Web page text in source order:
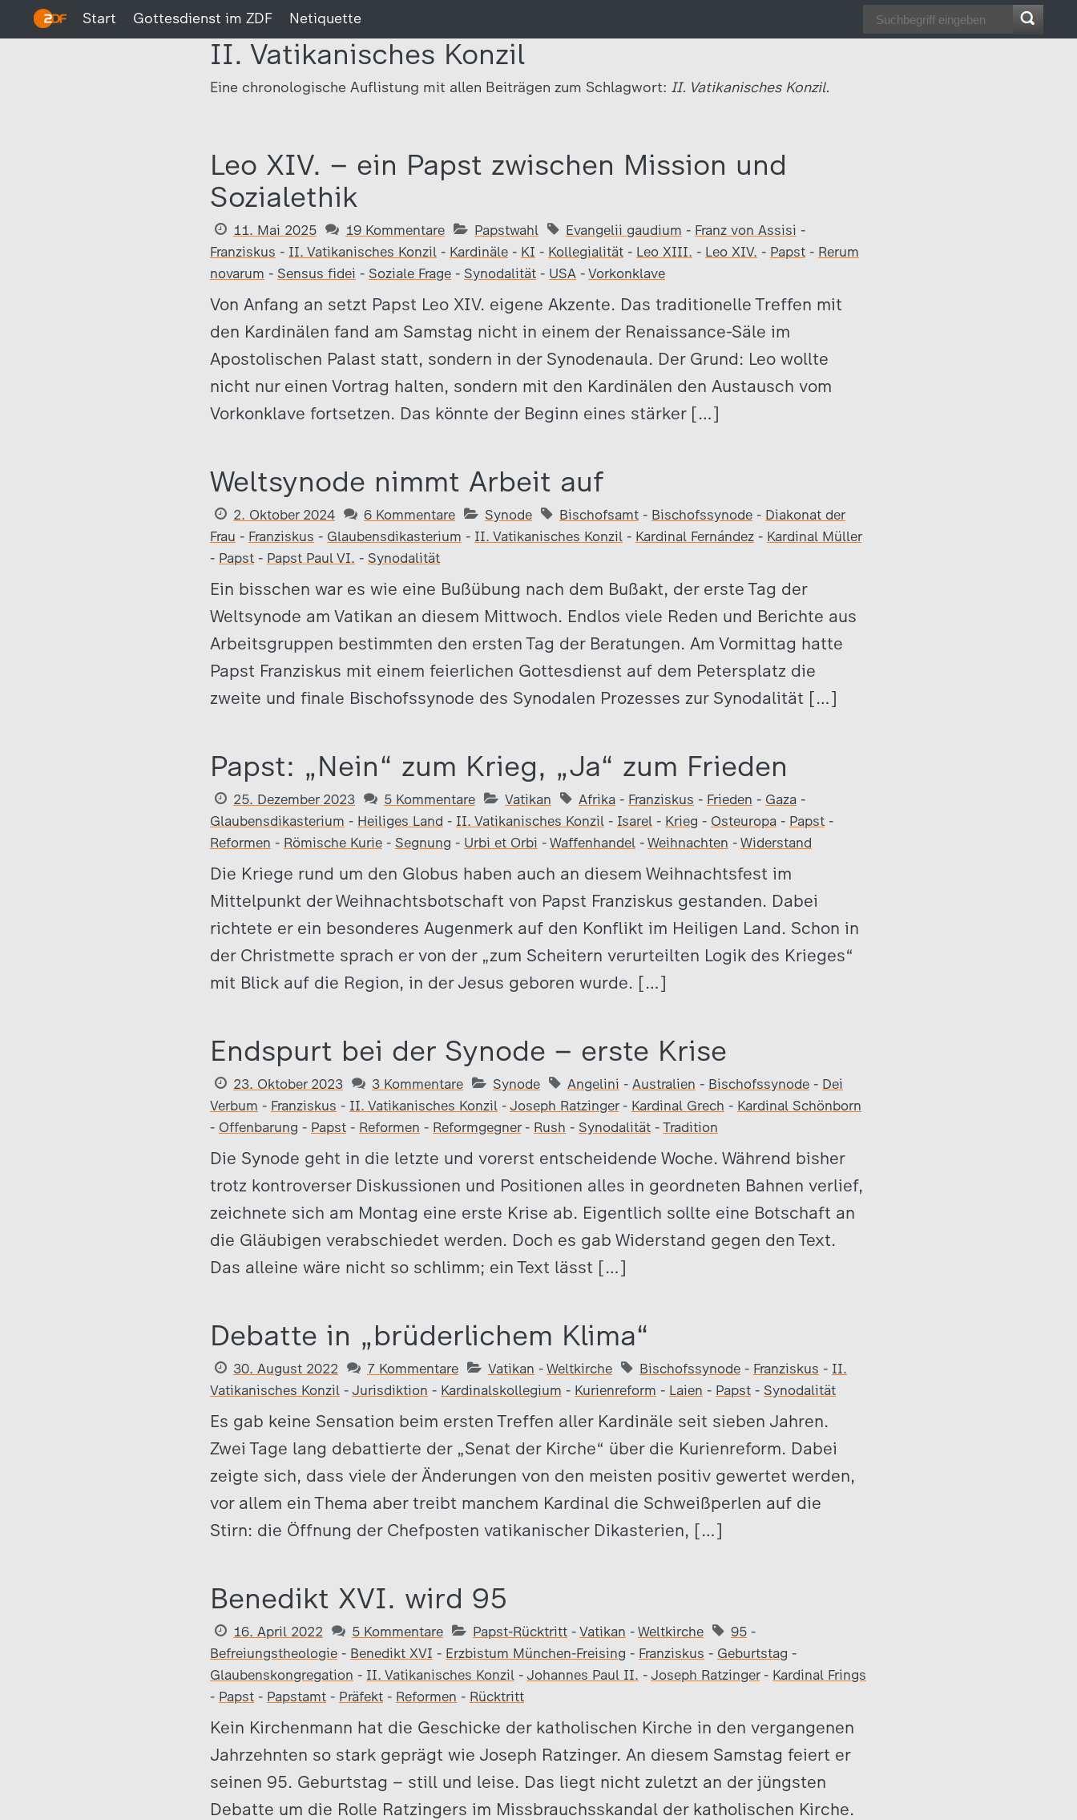
Start Gottesdienst im ZDF Netiquette
II. Vatikanisches Konzil
Eine chronologische Auflistung mit allen Beiträgen zum Schlagwort: II. Vatikanisches Konzil.
Leo XIV. – ein Papst zwischen Mission und
Sozialethik
11. Mai 2025 19 Kommentare Papstwahl Evangelii gaudium - Franz von Assisi -
Franziskus - II. Vatikanisches Konzil - Kardinäle - KI - Kollegialität - Leo XIII. - Leo XIV. - Papst - Rerum
novarum - Sensus fidei - Soziale Frage - Synodalität - USA - Vorkonklave
Von Anfang an setzt Papst Leo XIV. eigene Akzente. Das traditionelle Treffen mit
den Kardinälen fand am Samstag nicht in einem der Renaissance-Säle im
Apostolischen Palast statt, sondern in der Synodenaula. Der Grund: Leo wollte
nicht nur einen Vortrag halten, sondern mit den Kardinälen den Austausch vom
Vorkonklave fortsetzen. Das könnte der Beginn eines stärker […]
Weltsynode nimmt Arbeit auf
2. Oktober 2024 6 Kommentare Synode Bischofsamt - Bischofssynode - Diakonat der
Frau - Franziskus - Glaubensdikasterium - II. Vatikanisches Konzil - Kardinal Fernández - Kardinal Müller
- Papst - Papst Paul VI. - Synodalität
Ein bisschen war es wie eine Bußübung nach dem Bußakt, der erste Tag der
Weltsynode am Vatikan an diesem Mittwoch. Endlos viele Reden und Berichte aus
Arbeitsgruppen bestimmten den ersten Tag der Beratungen. Am Vormittag hatte
Papst Franziskus mit einem feierlichen Gottesdienst auf dem Petersplatz die
zweite und finale Bischofssynode des Synodalen Prozesses zur Synodalität […]
Papst: „Nein“ zum Krieg, „Ja“ zum Frieden
25. Dezember 2023 5 Kommentare Vatikan Afrika - Franziskus - Frieden - Gaza -
Glaubensdikasterium - Heiliges Land - II. Vatikanisches Konzil - Isarel - Krieg - Osteuropa - Papst -
Reformen - Römische Kurie - Segnung - Urbi et Orbi - Waffenhandel - Weihnachten - Widerstand
Die Kriege rund um den Globus haben auch an diesem Weihnachtsfest im
Mittelpunkt der Weihnachtsbotschaft von Papst Franziskus gestanden. Dabei
richtete er ein besonderes Augenmerk auf den Konflikt im Heiligen Land. Schon in
der Christmette sprach er von der „zum Scheitern verurteilten Logik des Krieges“
mit Blick auf die Region, in der Jesus geboren wurde. […]
Endspurt bei der Synode – erste Krise
23. Oktober 2023 3 Kommentare Synode Angelini - Australien - Bischofssynode - Dei
Verbum - Franziskus - II. Vatikanisches Konzil - Joseph Ratzinger- Kardinal Grech - Kardinal Schönborn
- Offenbarung - Papst - Reformen - Reformgegner- Rush - Synodalität - Tradition
Die Synode geht in die letzte und vorerst entscheidende Woche. Während bisher
trotz kontroverser Diskussionen und Positionen alles in geordneten Bahnen verlief,
zeichnete sich am Montag eine erste Krise ab. Eigentlich sollte eine Botschaft an
die Gläubigen verabschiedet werden. Doch es gab Widerstand gegen den Text.
Das alleine wäre nicht so schlimm; ein Text lässt […]
Debatte in „brüderlichem Klima“
30. August 2022 7 Kommentare Vatikan - Weltkirche Bischofssynode - Franziskus - II.
Vatikanisches Konzil - Jurisdiktion - Kardinalskollegium - Kurienreform - Laien - Papst - Synodalität
Es gab keine Sensation beim ersten Treffen aller Kardinäle seit sieben Jahren.
Zwei Tage lang debattierte der „Senat der Kirche“ über die Kurienreform. Dabei
zeigte sich, dass viele der Änderungen von den meisten positiv gewertet werden,
vor allem ein Thema aber treibt manchem Kardinal die Schweißperlen auf die
Stirn: die Öffnung der Chefposten vatikanischer Dikasterien, […]
Benedikt XVI. wird 95
16. April 2022 5 Kommentare Papst-Rücktritt - Vatikan - Weltkirche 95 -
Befreiungstheologie - Benedikt XVI - Erzbistum München-Freising - Franziskus - Geburtstag -
Glaubenskongregation - II. Vatikanisches Konzil - Johannes Paul II. - Joseph Ratzinger- Kardinal Frings
- Papst - Papstamt - Präfekt - Reformen - Rücktritt
Kein Kirchenmann hat die Geschicke der katholischen Kirche in den vergangenen
Jahrzehnten so stark geprägt wie Joseph Ratzinger. An diesem Samstag feiert er
seinen 95. Geburtstag – still und leise. Das liegt nicht zuletzt an der jüngsten
Debatte um die Rolle Ratzingers im Missbrauchsskandal der katholischen Kirche.